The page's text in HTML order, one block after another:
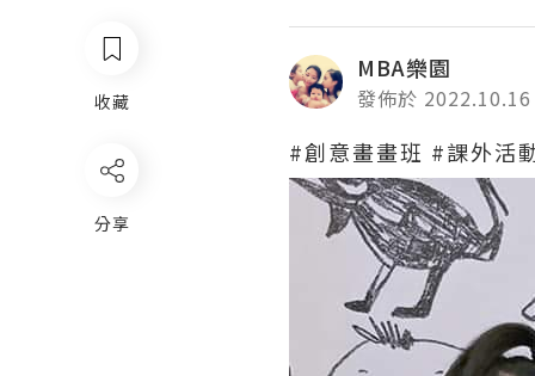
收藏
分享
MBA樂園
發佈於 2022.10.16
#創意畫畫班 #課外活